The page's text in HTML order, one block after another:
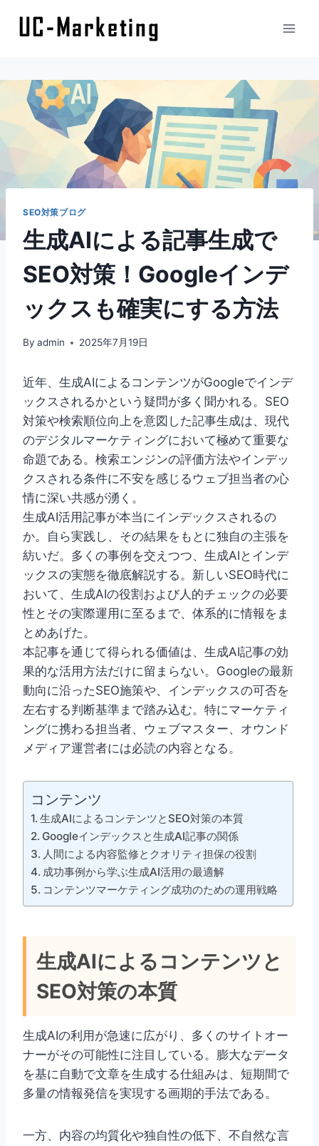
プ
SEO対策ブログ
生成AIによる記事生成で
SEO対策！Googleインデ
ックスも確実にする方法
By admin 2025年7月19日
近年、生成AIによるコンテンツがGoogleでインデ
ックスされるかという疑問が多く聞かれる。SEO
対策や検索順位向上を意図した記事生成は、現代
のデジタルマーケティングにおいて極めて重要な
命題である。検索エンジンの評価方法やインデッ
クスされる条件に不安を感じるウェブ担当者の心
情に深い共感が湧く。
生成AI活用記事が本当にインデックスされるの
か。自ら実践し、その結果をもとに独自の主張を
紡いだ。多くの事例を交えつつ、生成AIとインデ
ックスの実態を徹底解説する。新しいSEO時代に
おいて、生成AIの役割および人的チェックの必要
性とその実際運用に至るまで、体系的に情報をま
とめあげた。
本記事を通じて得られる価値は、生成AI記事の効
果的な活用方法だけに留まらない。Googleの最新
動向に沿ったSEO施策や、インデックスの可否を
左右する判断基準まで踏み込む。特にマーケティ
ングに携わる担当者、ウェブマスター、オウンド
メディア運営者には必読の内容となる。
コンテンツ
生成AIによるコンテンツとSEO対策の本質
Googleインデックスと生成AI記事の関係
人間による内容監修とクオリティ担保の役割
成功事例から学ぶ生成AI活用の最適解
コンテンツマーケティング成功のための運用戦略
生成AIによるコンテンツと
SEO対策の本質
生成AIの利用が急速に広がり、多くのサイトオー
ナーがその可能性に注目している。膨大なデータ
を基に自動で文章を生成する仕組みは、短期間で
多量の情報発信を実現する画期的手法である。
一方、内容の均質化や独自性の低下、不自然な言